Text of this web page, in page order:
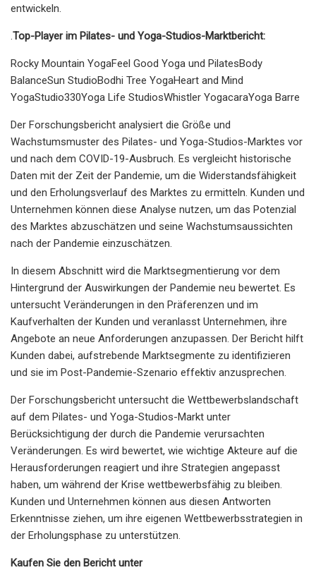
entwickeln.
.Top-Player im Pilates- und Yoga-Studios-Marktbericht:
Rocky Mountain YogaFeel Good Yoga und PilatesBody
BalanceSun StudioBodhi Tree YogaHeart and Mind
YogaStudio330Yoga Life StudiosWhistler YogacaraYoga Barre
Der Forschungsbericht analysiert die Größe und
Wachstumsmuster des Pilates- und Yoga-Studios-Marktes vor
und nach dem COVID-19-Ausbruch. Es vergleicht historische
Daten mit der Zeit der Pandemie, um die Widerstandsfähigkeit
und den Erholungsverlauf des Marktes zu ermitteln. Kunden und
Unternehmen können diese Analyse nutzen, um das Potenzial
des Marktes abzuschätzen und seine Wachstumsaussichten
nach der Pandemie einzuschätzen.
In diesem Abschnitt wird die Marktsegmentierung vor dem
Hintergrund der Auswirkungen der Pandemie neu bewertet. Es
untersucht Veränderungen in den Präferenzen und im
Kaufverhalten der Kunden und veranlasst Unternehmen, ihre
Angebote an neue Anforderungen anzupassen. Der Bericht hilft
Kunden dabei, aufstrebende Marktsegmente zu identifizieren
und sie im Post-Pandemie-Szenario effektiv anzusprechen.
Der Forschungsbericht untersucht die Wettbewerbslandschaft
auf dem Pilates- und Yoga-Studios-Markt unter
Berücksichtigung der durch die Pandemie verursachten
Veränderungen. Es wird bewertet, wie wichtige Akteure auf die
Herausforderungen reagiert und ihre Strategien angepasst
haben, um während der Krise wettbewerbsfähig zu bleiben.
Kunden und Unternehmen können aus diesen Antworten
Erkenntnisse ziehen, um ihre eigenen Wettbewerbsstrategien in
der Erholungsphase zu unterstützen.
Kaufen Sie den Bericht unter